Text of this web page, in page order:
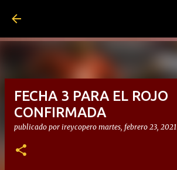
FECHA 3 PARA EL ROJO
CONFIRMADA
publicado por ireycopero martes, febrero 23, 2021